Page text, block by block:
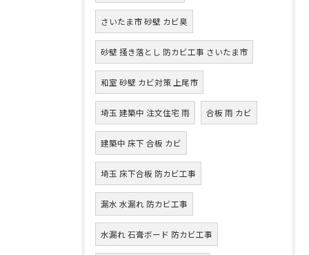
さいたま市 砂壁 カビ臭
砂壁 掻き落とし 防カビ工事 さいたま市
和室 砂壁 カビ対策 上尾市
埼玉 建築中 注文住宅 雨 合板 雨 カビ
建築中 床下 合板 カビ
埼玉 床下合板 防カビ工事
漏水 水漏れ 防カビ工事
水漏れ 石膏ボード 防カビ工事